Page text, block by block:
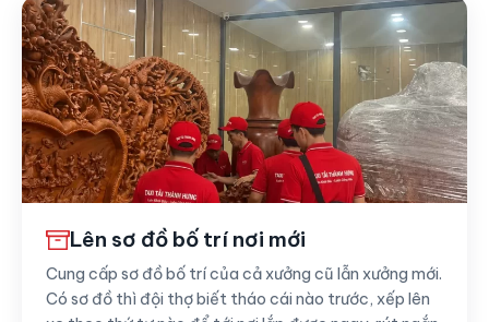
Lên sơ đồ bố trí nơi mới
Cung cấp sơ đồ bố trí của cả xưởng cũ lẫn xưởng mới.
Có sơ đồ thì đội thợ biết tháo cái nào trước, xếp lên